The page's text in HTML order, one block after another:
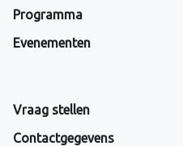
Programma
Evenementen
Vraag stellen
Contactgegevens